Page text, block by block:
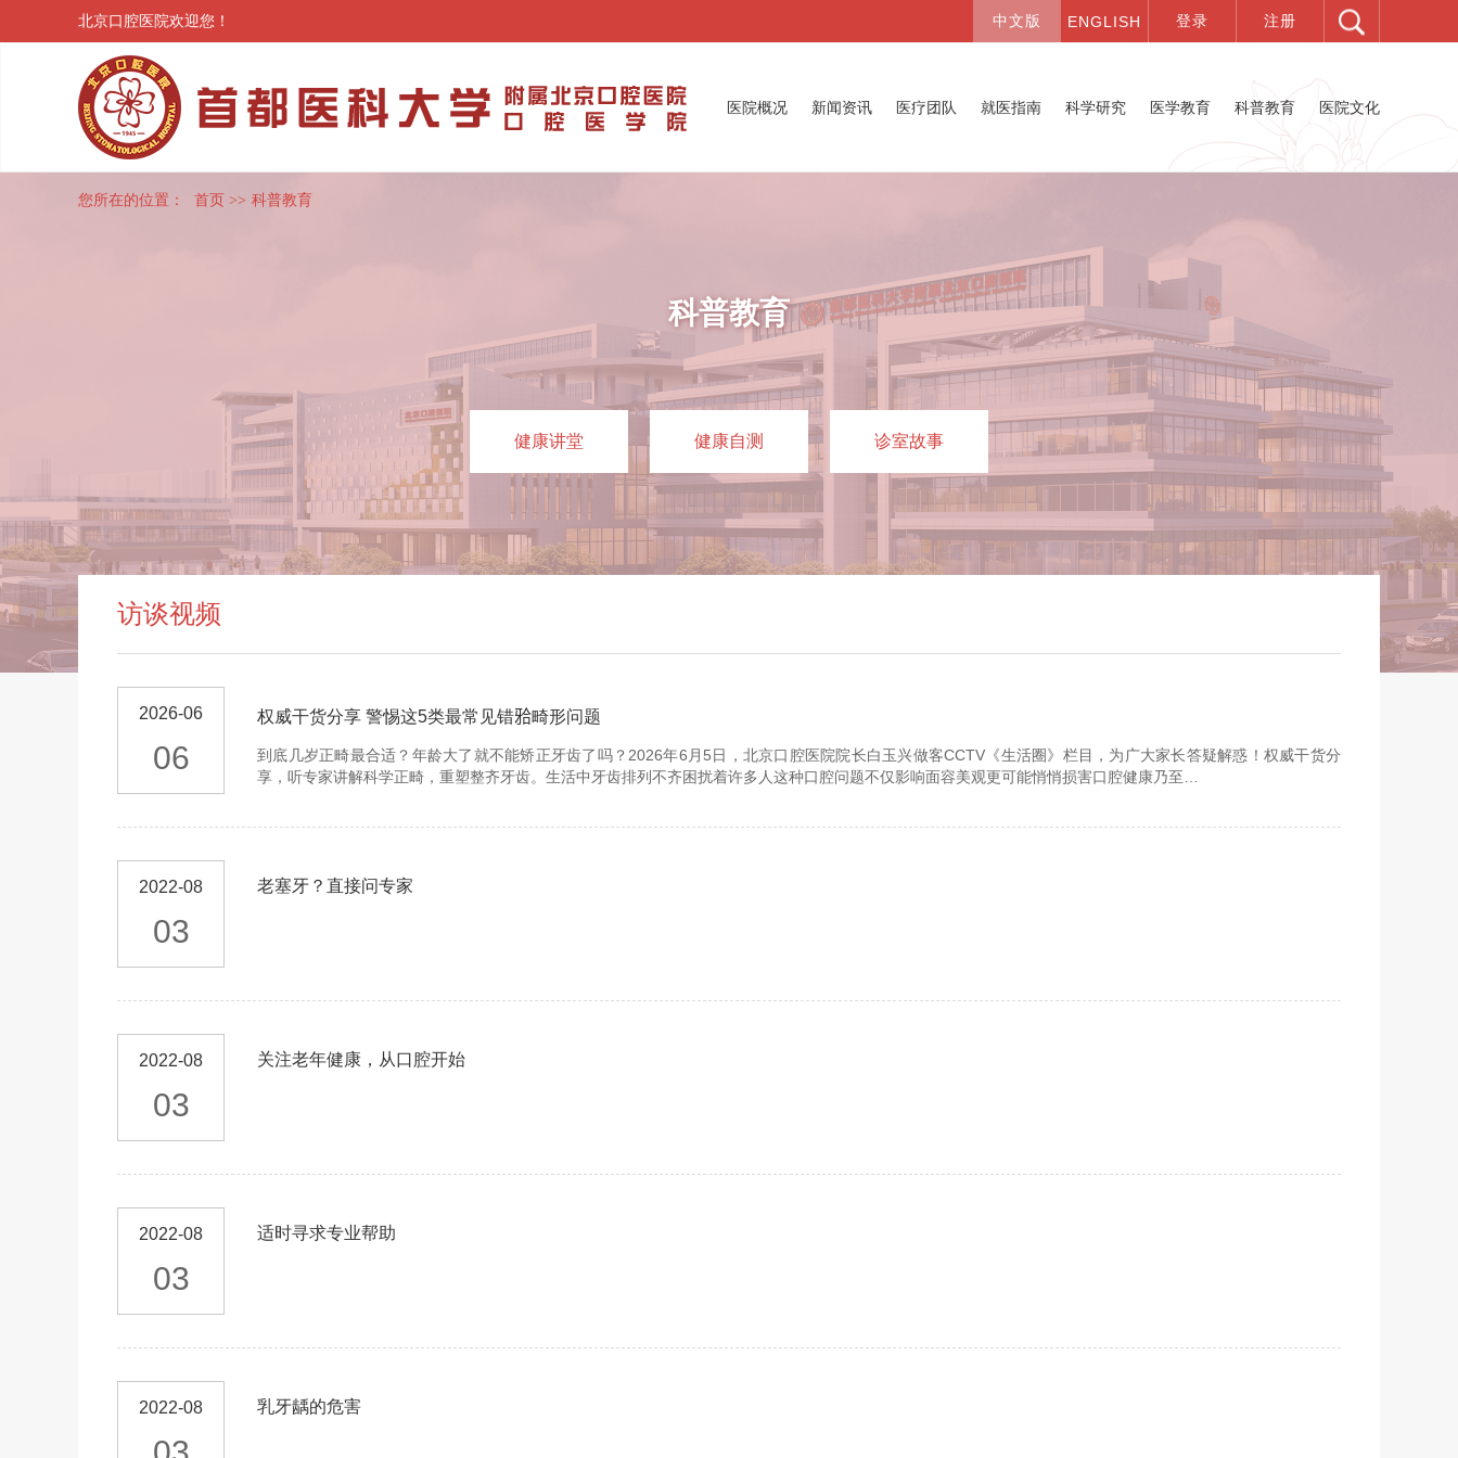
北京口腔医院欢迎您！
医院概况 新闻资讯 医疗团队 就医指南 科学研究 医学教育 科普教育 医院文化
您所在的位置： 首页 >> 科普教育
科普教育
健康讲堂 健康自测 诊室故事
访谈视频
2026-06
06
权威干货分享 警惕这5类最常见错𬌗畸形问题
到底几岁正畸最合适？年龄大了就不能矫正牙齿了吗？2026年6月5日，北京口腔医院院长白玉兴做客CCTV《生活圈》栏目，为广大家长答疑解惑！权威干货分
享，听专家讲解科学正畸，重塑整齐牙齿。生活中牙齿排列不齐困扰着许多人这种口腔问题不仅影响面容美观更可能悄悄损害口腔健康乃至…
2022-08
03
老塞牙？直接问专家
2022-08
03
关注老年健康，从口腔开始
2022-08
03
适时寻求专业帮助
2022-08 乳牙龋的危害